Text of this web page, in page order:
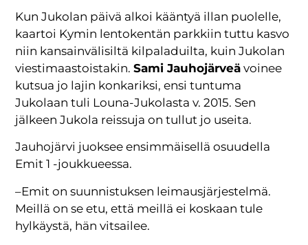
Kun Jukolan päivä alkoi kääntyä illan puolelle,
kaartoi Kymin lentokentän parkkiin tuttu kasvo
niin kansainvälisiltä kilpaladuilta, kuin Jukolan
viestimaastoistakin.Sami Jauhojärveä voinee
kutsua jo lajin konkariksi, ensi tuntuma
Jukolaan tuli Louna-Jukolasta v. 2015. Sen
jälkeen Jukola reissuja on tullut jo useita.
Jauhojärvi juoksee ensimmäisellä osuudella
Emit 1 -joukkueessa.
–Emit on suunnistuksen leimausjärjestelmä.
Meillä on se etu, että meillä ei koskaan tule
hylkäystä, hän vitsailee.